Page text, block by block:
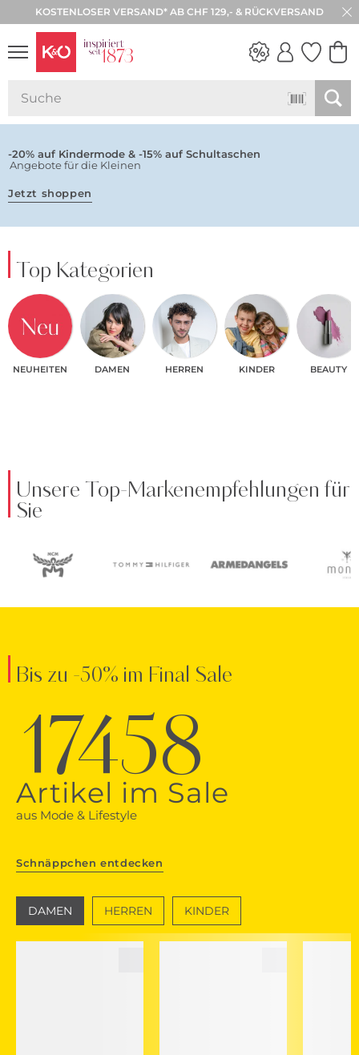
KOSTENLOSER VERSAND* AB CHF 129,- & RÜCKVERSAND
-20% auf Kindermode & -15% auf Schultaschen
Angebote für die Kleinen
Jetzt shoppen
Top Kategorien
NEUHEITEN DAMEN HERREN KINDER BEAUTY
Unsere Top-Markenempfehlungen für
Sie
Bis zu -50% im Final Sale
17458
Artikel im Sale
aus Mode & Lifestyle
Schnäppchen entdecken
DAMEN HERREN KINDER